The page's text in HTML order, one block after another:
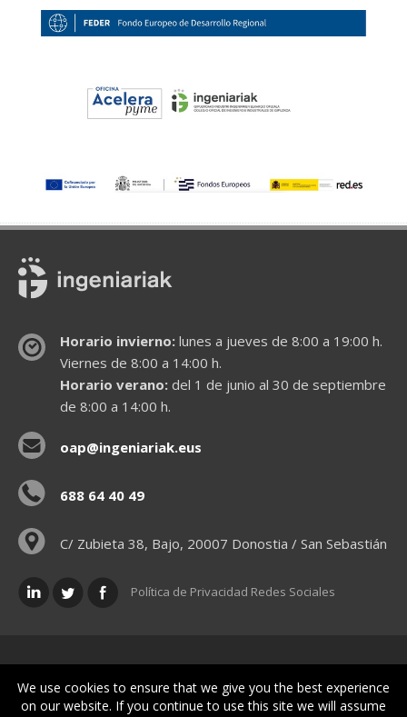
Horario invierno:lunes a jueves de 8:00 a 19:00 h.
Viernes de 8:00 a 14:00 h.
Horario verano:del 1 de junio al 30 de septiembre
de 8:00 a 14:00 h.
oap@ingeniariak.eus
688 64 40 49
C/ Zubieta 38, Bajo, 20007 Donostia / San Sebastián
Política de Privacidad Redes Sociales
Políticas legales
We use cookies to ensure that we give you the best experience
on our website. If you continue to use this site we will assume